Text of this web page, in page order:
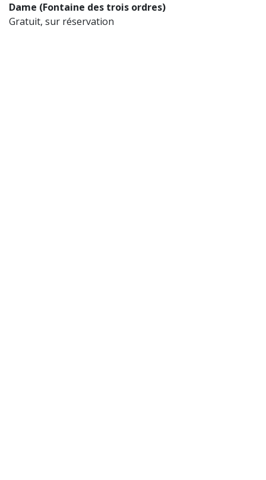
Dame (Fontaine des trois ordres)
Gratuit, sur réservation